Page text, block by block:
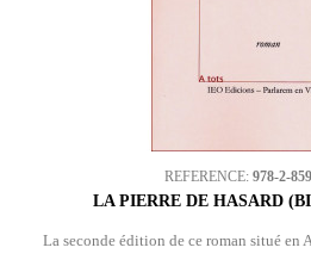
REFERENCE: 978-2-
LA PIERRE DE HASARD
La seconde édition de ce roman situé en